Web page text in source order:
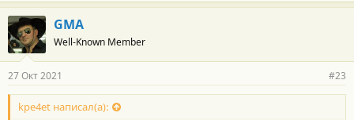
GMA
Well-Known Member
27 Окт 2021 #23
kpe4et написал(а):